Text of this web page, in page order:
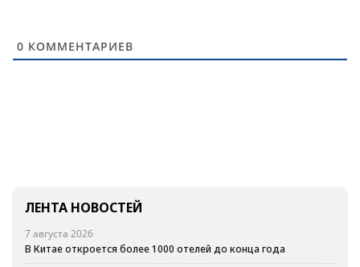
0 КОММЕНТАРИЕВ
ЛЕНТА НОВОСТЕЙ
7 августа 2026
В Китае откроется более 1000 отелей до конца года